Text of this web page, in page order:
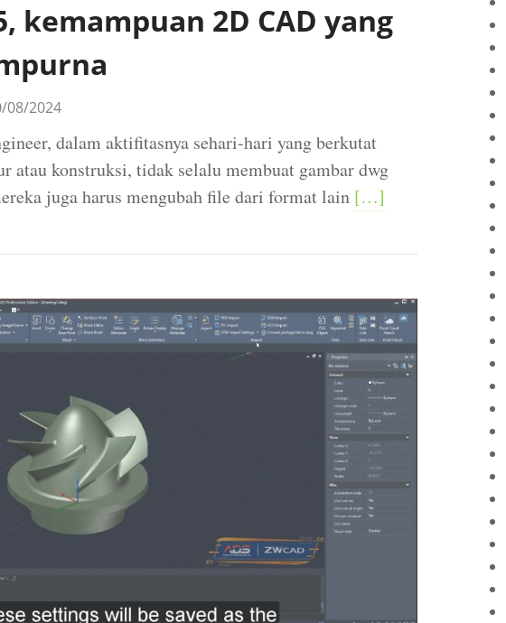
kemampuan 2D CAD yang
08/2024
dalam aktifitasnya sehari-hari yang berkutat
atau konstruksi, tidak selalu membuat gambar dwg
juga harus mengubah file dari format lain […]